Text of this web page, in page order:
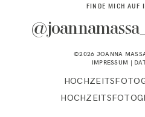
FINDE MICH AUF
©2026 JOANNA
IMPRESSUM |